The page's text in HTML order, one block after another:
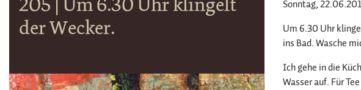
der Wecker.
Sonntag,
Um 6.30 Uhr
ins Bad. Wasche
Ich gehe in die
Wasser auf. Für